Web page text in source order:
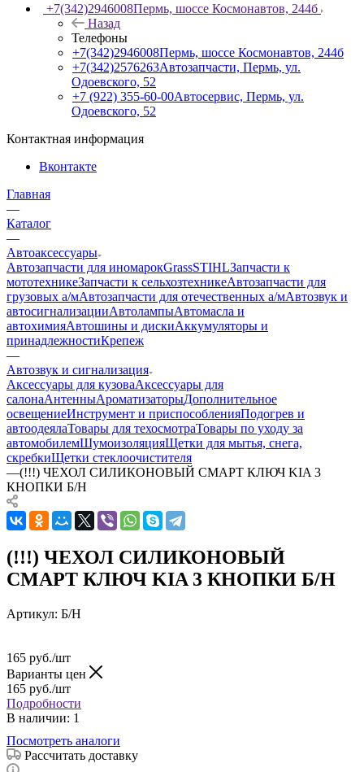
+7(342)2946008Пермь, шоссе Космонавтов, 244б
Назад
Телефоны
+7(342)2946008Пермь, шоссе Космонавтов, 244б
+7(342)2576263Автозапчасти, Пермь, ул.
Одоевского, 52
+7 (922) 355-60-00Автосервис, Пермь, ул.
Одоевского, 52
Контактная информация
Вконтакте
Главная
—
Каталог
—
Автоаксессуары
Автозапчасти для иномарокGrassSTIHLЗапчасти к
мототехникеЗапчасти к сельхозтехникеАвтозапчасти для
грузовых а/мАвтозапчасти для отечественных а/мАвтозвук и
автосигнализацииАвтолампыАвтомасла и
автохимияАвтошины и дискиАккумуляторы и
принадлежностиКрепеж
—
Автозвук и сигнализация
Аксессуары для кузоваАксессуары для
салонаАнтенныАроматизаторыДополнительное
освещениеИнструмент и приспособленияПодогрев и
автоодеялаТовары для техосмотраТовары по уходу за
автомобилемШумоизоляцияЩетки для мытья, снега,
скребкиЩетки стеклоочистителя
—(!!!) ЧЕХОЛ СИЛИКОНОВЫЙ СМАРТ КЛЮЧ KIA 3
КНОПКИ Б/Н
(!!!) ЧЕХОЛ СИЛИКОНОВЫЙ
СМАРТ КЛЮЧ KIA 3 КНОПКИ Б/Н
Артикул: Б/Н
165 руб./шт
Варианты цен
165 руб./шт
Подробности
В наличии: 1
Посмотреть аналоги
Рассчитать доставку